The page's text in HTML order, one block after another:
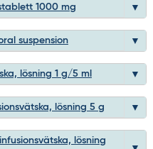
1000 mg
suspension
lösning 1 g/5 ml
lösning 5 g
lösning